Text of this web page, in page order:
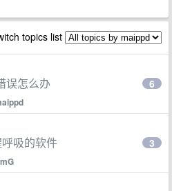
topics list
误怎么办 6
吸的软件 3